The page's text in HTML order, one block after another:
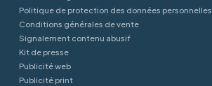
Politique de protection des données personnelles
Conditions générales de vente
Signalement contenu abusif
Kit de presse
Publicité web
Publicité print